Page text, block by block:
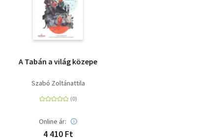
A Tabán a világ közepe
Szabó Zoltánattila
Online ár:
4 410 Ft